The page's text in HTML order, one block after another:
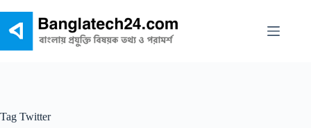
content
Tag Twitter